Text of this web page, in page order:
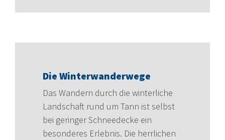
Die Winterwanderwege
Das Wandern durch die winterliche
Landschaft rund um Tann ist selbst
bei geringer Schneedecke ein
besonderes Erlebnis. Die herrlichen